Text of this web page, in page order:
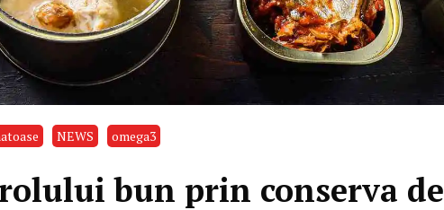
NEWS omega3
bun prin conserva de